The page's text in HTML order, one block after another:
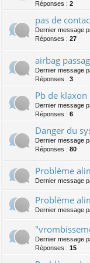
Réponses : 2
pas de
Dernier message
Réponses : 27
airbag
Dernier message
Réponses : 3
Pb de klaxon
Dernier message
Réponses : 6
Danger du
Dernier message
Réponses : 80
Problème
Dernier message
Problème
Dernier message
Dernier message
Réponses : 15